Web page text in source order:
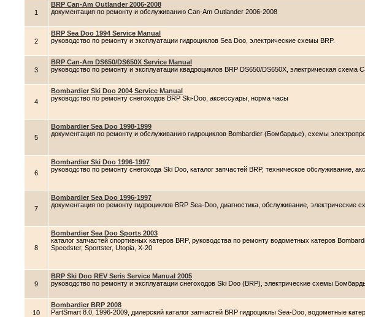
1
BRP Can-Am Outlander 2006-2008
документация по ремонту и обслуживанию Can-Am Outlander 2006-2008
2
BRP Sea Doo 1994 Service Manual
руководство по ремонту и эксплуатации гидроциклов Sea Doo, электрические схемы BRP.
3
BRP Can-Am DS650/DS650X Service Manual
руководство по ремонту и эксплуатации квадроциклов BRP DS650/DS650X, электрическая схема
4
Bombardier Ski Doo 2004 Service Manual
руководство по ремонту снегоходов BRP Ski-Doo, аксессуары, норма часы
5
Bombardier Sea Doo 1998-1999
документация по ремонту и обслуживанию гидроциклов Bombardier (Бомбардье), схемы
6
Bombardier Ski Doo 1996-1997
руководство по ремонту снегохода Ski Doo, каталог запчастей BRP, техническое обслуживание,
7
Bombardier Sea Doo 1996-1997
документация по ремонту гидроциклов BRP Sea-Doo, диагностика, обслуживание, электрические
8
Bombardier Sea Doo Sports 2003
каталог запчастей спортивных катеров BRP, руководства по ремонту водометных катеров
Speedster, Sportster, Utopia, X-20
9
BRP Ski Doo REV Seris Service Manual 2005
руководство по ремонту и эксплуатации снегоходов Ski Doo (BRP), электрические схемы
10
Bombardier BRP 2008
PartSmart 8.0, 1996-2009, дилерский каталог запчастей BRP гидроциклы Sea-Doo, водометные